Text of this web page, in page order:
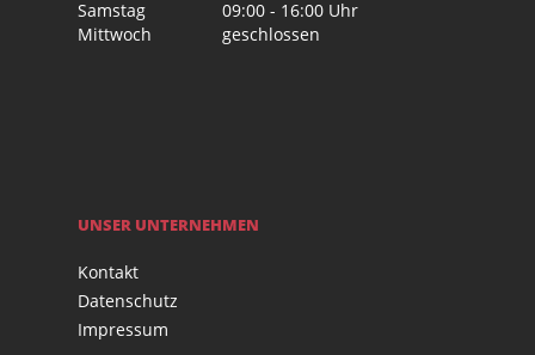
Samstag
09:00 - 16:00 Uhr
Mittwoch
geschlossen
UNSER UNTERNEHMEN
Kontakt
Datenschutz
Impressum